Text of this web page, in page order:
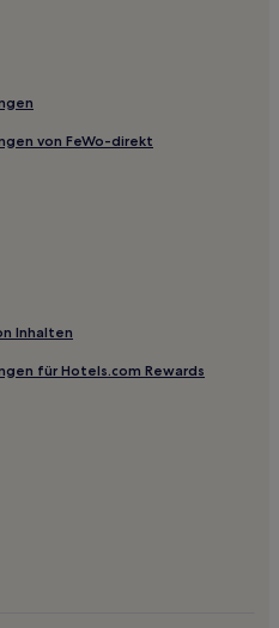
von FeWo-direkt
Inhalten
für Hotels.com Rewards